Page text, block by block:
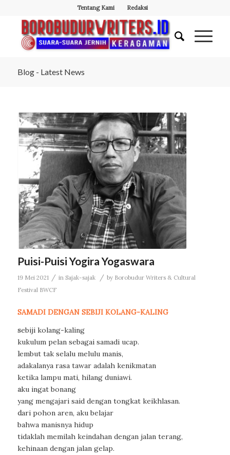
Tentang Kami Redaksi
Blog - Latest News
Puisi-Puisi Yogira Yogaswara
19 Mei 2021 / in Sajak-sajak / by Borobudur Writers & Cultural
Festival BWCF
SAMADI DENGAN SEBIJI KOLANG-KALING
sebiji kolang-kaling
kukulum pelan sebagai samadi ucap.
lembut tak selalu melulu manis,
adakalanya rasa tawar adalah kenikmatan
ketika lampu mati, hilang duniawi.
aku ingat bonang
yang mengajari said dengan tongkat keikhlasan.
dari pohon aren, aku belajar
bahwa manisnya hidup
tidaklah memilah keindahan dengan jalan terang,
kehinaan dengan jalan gelap.